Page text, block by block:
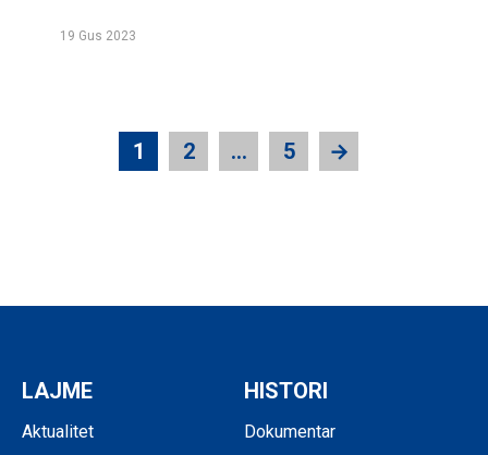
19 Gus 2023
1 2 … 5 →
LAJME
Aktualitet
HISTORI
Dokumentar